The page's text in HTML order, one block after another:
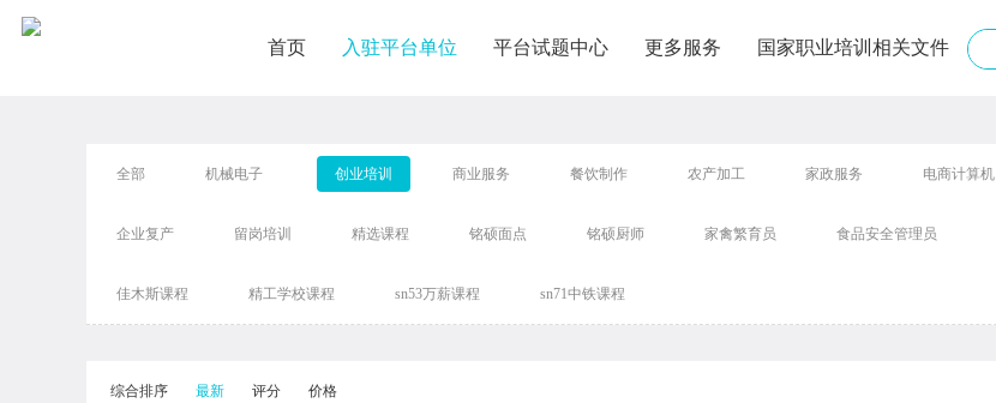
首页 入驻平台单位 平台试题中心 更多服务 国家职业培训相关文件
全部 机械电子 创业培训 商业服务 餐饮制作 农产加工 家政服务 电商计算机
企业复产 留岗培训 精选课程 铭硕面点 铭硕厨师 家禽繁育员 食品安全管理员
佳木斯课程 精工学校课程 sn53万薪课程 sn71中铁课程
综合排序 最新 评分 价格